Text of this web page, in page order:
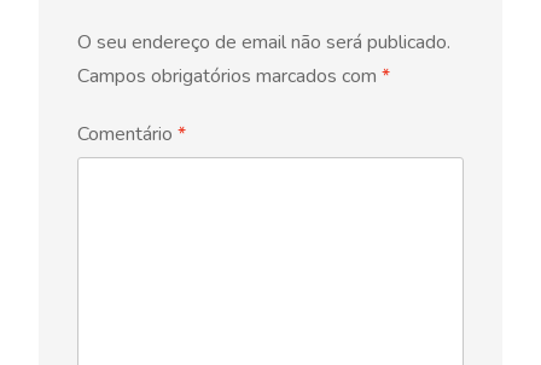
O seu endereço de email não será publicado.
Campos obrigatórios marcados com *
Comentário *